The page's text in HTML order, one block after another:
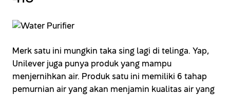
Merk satu ini mungkin taka sing lagi di telinga. Yap,
Unilever juga punya produk yang mampu
menjernihkan air. Produk satu ini memiliki 6 tahap
pemurnian air yang akan menjamin kualitas air yang